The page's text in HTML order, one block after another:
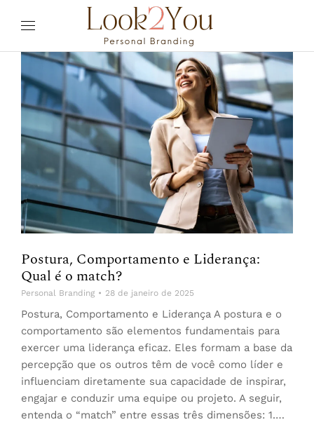
Postura, Comportamento e Liderança:
Qual é o match?
Personal Branding 28 de janeiro de 2025
Postura, Comportamento e Liderança A postura e o
comportamento são elementos fundamentais para
exercer uma liderança eficaz. Eles formam a base da
percepção que os outros têm de você como líder e
influenciam diretamente sua capacidade de inspirar,
engajar e conduzir uma equipe ou projeto. A seguir,
entenda o “match” entre essas três dimensões: 1.…